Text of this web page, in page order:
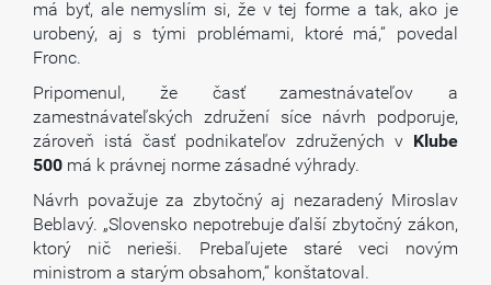
má byť, ale nemyslím si, že v tej forme a tak, ako je
urobený, aj s tými problémami, ktoré má,“ povedal
Fronc.
Pripomenul, že časť zamestnávateľov a
zamestnávateľských združení síce návrh podporuje,
zároveň istá časť podnikateľov združených v Klube
500 má k právnej norme zásadné výhrady.
Návrh považuje za zbytočný aj nezaradený Miroslav
Beblavý. „Slovensko nepotrebuje ďalší zbytočný zákon,
ktorý nič nerieši. Prebaľujete staré veci novým
ministrom a starým obsahom,“ konštatoval.